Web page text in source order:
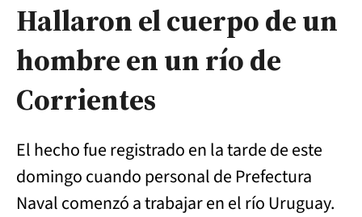
Hallaron el cuerpo de un
hombre en un río de
Corrientes
El hecho fue registrado en la tarde de este
domingo cuando personal de Prefectura
Naval comenzó a trabajar en el río Uruguay.